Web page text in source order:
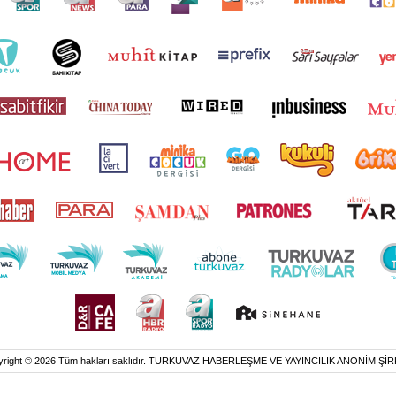
© 2026 Tüm hakları saklıdır. TURKUVAZ HABERLEŞME VE YAYINCILIK ANONİM